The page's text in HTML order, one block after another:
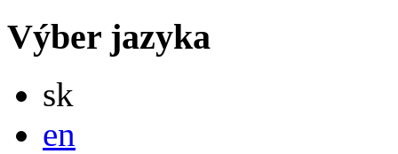
Výber jazyka
sk
en